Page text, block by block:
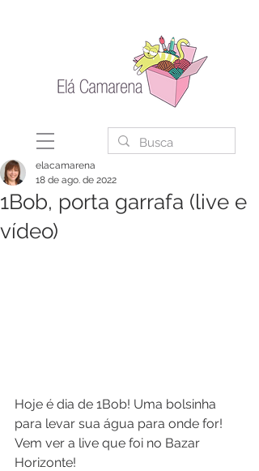
1Bob, porta garrafa (live e
vídeo)
elacamarena
18 de ago. de 2022
Hoje é dia de 1Bob! Uma bolsinha
para levar sua água para onde for!
Vem ver a live que foi no Bazar
Horizonte!